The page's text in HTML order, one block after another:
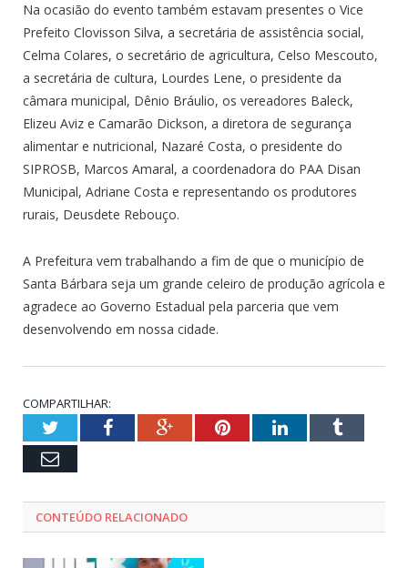
Na ocasião do evento também estavam presentes o Vice
Prefeito Clovisson Silva, a secretária de assistência social,
Celma Colares, o secretário de agricultura, Celso Mescouto,
a secretária de cultura, Lourdes Lene, o presidente da
câmara municipal, Dênio Bráulio, os vereadores Baleck,
Elizeu Aviz e Camarão Dickson, a diretora de segurança
alimentar e nutricional, Nazaré Costa, o presidente do
SIPROSB, Marcos Amaral, a coordenadora do PAA Disan
Municipal, Adriane Costa e representando os produtores
rurais, Deusdete Rebouço.
A Prefeitura vem trabalhando a fim de que o município de
Santa Bárbara seja um grande celeiro de produção agrícola e
agradece ao Governo Estadual pela parceria que vem
desenvolvendo em nossa cidade.
COMPARTILHAR:
TwitterFacebookGoogle+PinterestLinkedInTumblr
Email
CONTEÚDO RELACIONADO